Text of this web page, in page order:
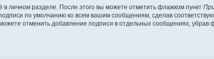
личном разделе. После этого вы можете отметить флажком пункт
по умолчанию ко всем вашим сообщениям, сделав
отменить добавление подписи в отдельных сообщениях, убрав